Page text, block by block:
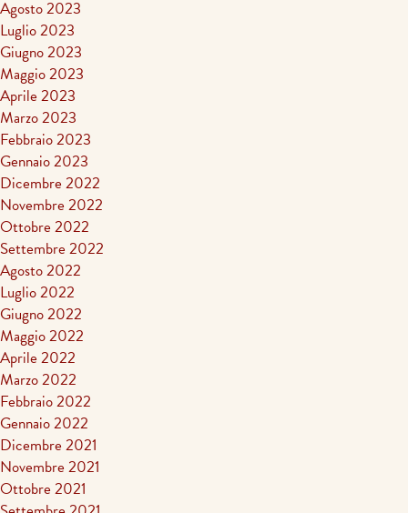
Agosto 2023
Luglio 2023
Giugno 2023
Maggio 2023
Aprile 2023
Marzo 2023
Febbraio 2023
Gennaio 2023
Dicembre 2022
Novembre 2022
Ottobre 2022
Settembre 2022
Agosto 2022
Luglio 2022
Giugno 2022
Maggio 2022
Aprile 2022
Marzo 2022
Febbraio 2022
Gennaio 2022
Dicembre 2021
Novembre 2021
Ottobre 2021